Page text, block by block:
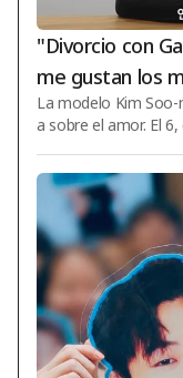
"Divorcio con
me gustan los
as personas
La modelo Kim
a sobre el amor. El
in maquillaje por
todo! Preguntas y
to, Kim Soo-mi
res. Sobre su
mente peso 47 kg.
reguntaron por los art